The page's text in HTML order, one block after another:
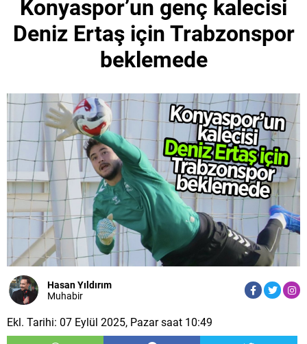
Konyaspor’un genç kalecisi
Deniz Ertaş için Trabzonspor
beklemede
Hasan Yıldırım
Muhabir
Ekl. Tarihi: 07 Eylül 2025, Pazar saat 10:49